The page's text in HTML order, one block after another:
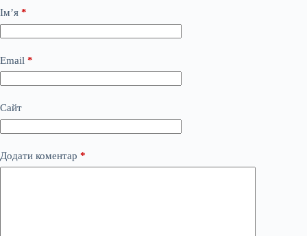
Ім’я *
Email *
Сайт
Додати коментар *